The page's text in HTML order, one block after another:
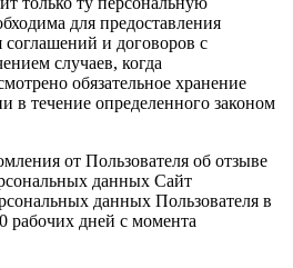
для предоставления
и договоров с
случаев, когда
обязательное хранение
в течение определенного законом
от Пользователя об отзыве
данных Сайт
данных Пользователя в
дней с момента